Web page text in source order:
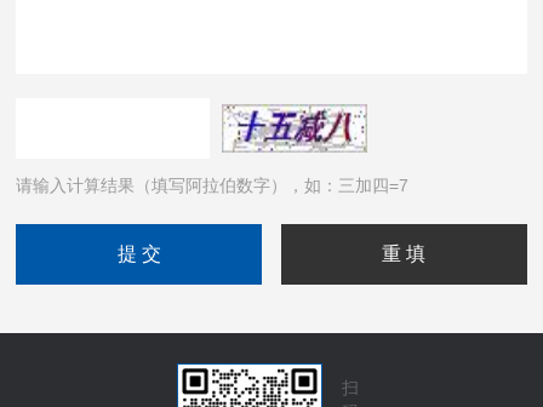
请输入计算结果（填写阿拉伯数字），如：三加四=7
扫